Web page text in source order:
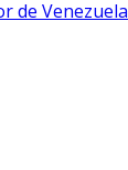
de Venezuela